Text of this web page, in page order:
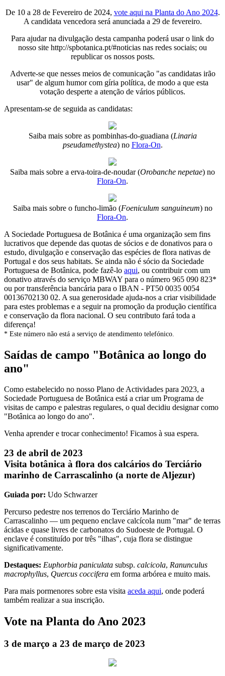
De 10 a 28 de Fevereiro de 2024, vote aqui na Planta do Ano 2024.
A candidata vencedora será anunciada a 29 de fevereiro.
Para ajudar na divulgação desta campanha poderá usar o link do
nosso site http://spbotanica.pt/#noticias nas redes sociais; ou
republicar os nossos posts.
Adverte-se que nesses meios de comunicação "as candidatas irão
usar" de algum humor com gíria política, de modo a que esta
votação desperte a atenção de vários públicos.
Apresentam-se de seguida as candidatas:
Saiba mais sobre as pombinhas-do-guadiana (Linaria
pseudamethystea) no Flora-On.
Saiba mais sobre a erva-toira-de-noudar (Orobanche nepetae) no
Flora-On.
Saiba mais sobre o funcho-limão (Foeniculum sanguineum) no
Flora-On.
A Sociedade Portuguesa de Botânica é uma organização sem fins
lucrativos que depende das quotas de sócios e de donativos para o
estudo, divulgação e conservação das espécies de flora nativas de
Portugal e dos seus habitats. Se ainda não é sócio da Sociedade
Portuguesa de Botânica, pode fazê-lo aqui, ou contribuir com um
donativo através do serviço MBWAY para o número 965 090 823*
ou por transferência bancária para o IBAN - PT50 0035 0054
00136702130 02. A sua generosidade ajuda-nos a criar visibilidade
para estes problemas e a seguir na promoção da produção científica
e conservação da flora nacional. O seu contributo fará toda a
diferença!
* Este número não está a serviço de atendimento telefónico.
Saídas de campo "Botânica ao longo do
ano"
Como estabelecido no nosso Plano de Actividades para 2023, a
Sociedade Portuguesa de Botânica está a criar um Programa de
visitas de campo e palestras regulares, o qual decidiu designar como
"Botânica ao longo do ano".
Venha aprender e trocar conhecimento! Ficamos à sua espera.
23 de abril de 2023
Visita botânica à flora dos calcários do Terciário
marinho de Carrascalinho (a norte de Aljezur)
Guiada por: Udo Schwarzer
Percurso pedestre nos terrenos do Terciário Marinho de
Carrascalinho — um pequeno enclave calcícola num "mar" de terras
ácidas e quase livres de carbonatos do Sudoeste de Portugal. O
enclave é constituído por três "ilhas", cuja flora se distingue
significativamente.
Destaques: Euphorbia paniculata subsp. calcicola, Ranunculus
macrophyllus, Quercus coccifera em forma arbórea e muito mais.
Para mais pormenores sobre esta visita aceda aqui, onde poderá
também realizar a sua inscrição.
Vote na Planta do Ano 2023
3 de março a 23 de março de 2023